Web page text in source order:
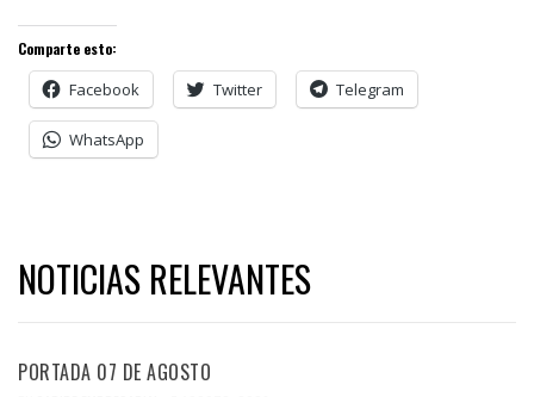
Comparte esto:
Facebook Twitter Telegram
WhatsApp
NOTICIAS RELEVANTES
PORTADA 07 DE AGOSTO